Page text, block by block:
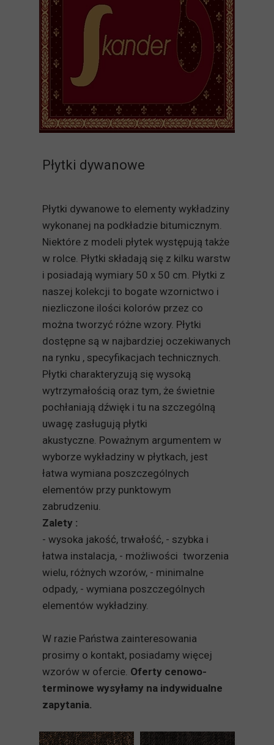
Płytki dywanowe to elementy wykładziny
wykonanej na podkładzie bitumicznym.
Niektóre z modeli płytek występują także
w rolce. Płytki składają się z kilku warstw
i posiadają wymiary 50 x 50 cm. Płytki z
naszej kolekcji to bogate wzornictwo i
niezliczone ilości kolorów przez co
można tworzyć różne wzory. Płytki
dostępne są w najbardziej oczekiwanych
na rynku , specyfikacjach technicznych.
Płytki charakteryzują się wysoką
wytrzymałością oraz tym, że świetnie
pochłaniają dźwięk i tu na szczególną
uwagę zasługują płytki
akustyczne. Poważnym argumentem w
wyborze wykładziny w płytkach, jest
łatwa wymiana poszczególnych
elementów przy punktowym
zabrudzeniu.
Zalety :
- wysoka jakość, trwałość, - szybka i
łatwa instalacja, - możliwości tworzenia
wielu, różnych wzorów, - minimalne
odpady, - wymiana poszczególnych
elementów wykładziny.
W razie Państwa zainteresowania
prosimy o kontakt, posiadamy więcej
wzorów w ofercie. Oferty cenowo-
terminowe wysyłamy na indywidualne
zapytania.
Płytki dywanowe